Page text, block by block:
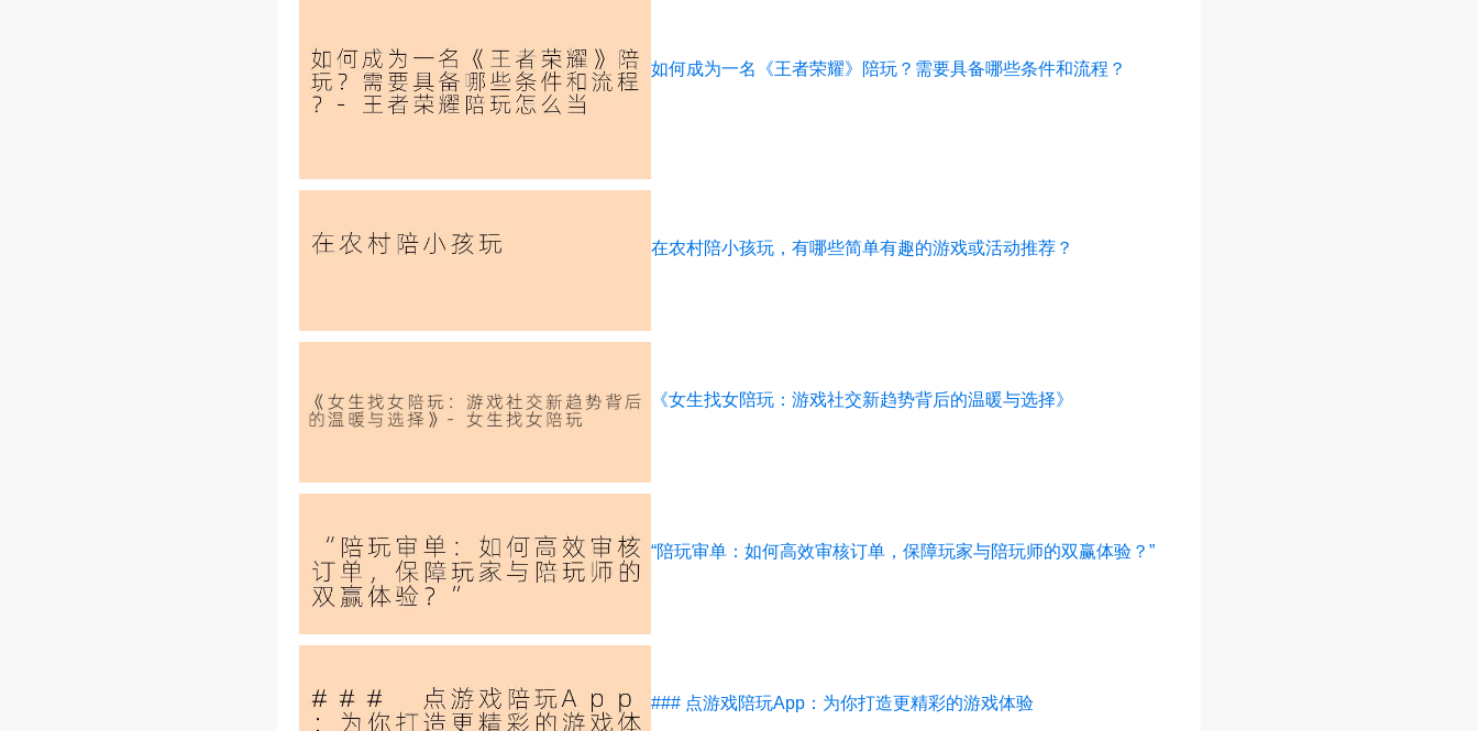
如何成为一名《王者荣耀》陪玩？需要具备哪些条件和流程？
在农村陪小孩玩，有哪些简单有趣的游戏或活动推荐？
《女生找女陪玩：游戏社交新趋势背后的温暖与选择》
“陪玩审单：如何高效审核订单，保障玩家与陪玩师的双赢体验？”
### 点游戏陪玩App：为你打造更精彩的游戏体验